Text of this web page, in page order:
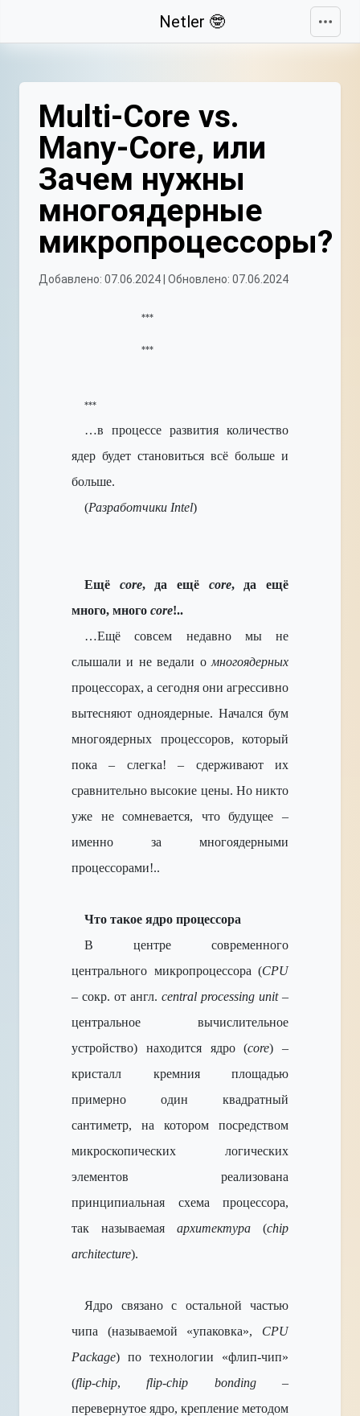
Netler 🤓
Multi-Core vs.
Many-Core, или
Зачем нужны
многоядерные
микропроцессоры?
Добавлено: 07.06.2024 | Обновлено: 07.06.2024
***
***
***
…в процессе развития количество
ядер будет становиться всё больше и
больше.
(Разработчики Intel)
Ещё core, да ещё core, да ещё
много, много core!..
…Ещё совсем недавно мы не
слышали и не ведали о многоядерных
процессорах, а сегодня они агрессивно
вытесняют одноядерные. Начался бум
многоядерных процессоров, который
пока – слегка! – сдерживают их
сравнительно высокие цены. Но никто
уже не сомневается, что будущее –
именно за многоядерными
процессорами!..
Что такое ядро процессора
В центре современного
центрального микропроцессора (CPU
– сокр. от англ. central processing unit–
центральное вычислительное
устройство) находится ядро (core) –
кристалл кремния площадью
примерно один квадратный
сантиметр, на котором посредством
микроскопических логических
элементов реализована
принципиальная схема процессора,
так называемая архитектура (chip
architecture).
Ядро связано с остальной частью
чипа (называемой «упаковка», CPU
Package) по технологии «флип-чип»
(flip-chip,flip-chip bonding–
перевернутое ядро, крепление методом